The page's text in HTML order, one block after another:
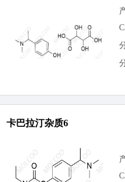
卡巴拉汀杂质6